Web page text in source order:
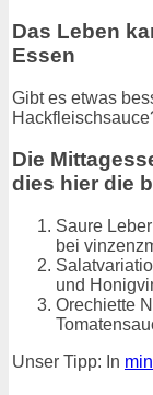
Das Leben
Essen
Gibt es etwas
Die
dies hier die
Saure
bei
und
Orechiette
Unser Tipp: In